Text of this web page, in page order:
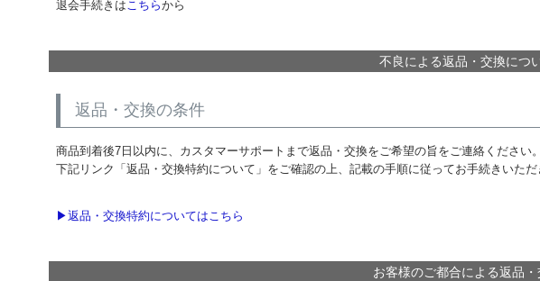
退会手続きはこちらから
不良による返品・交換につ
返品・交換の条件
商品到着後7日以内に、カスタマーサポートまで返品・交換をご希望の旨をご連絡ください。
下記リンク「返品・交換特約について」をご確認の上、記載の手順に従ってお手続きいただ
▶返品・交換特約についてはこちら
お客様のご都合による返品・